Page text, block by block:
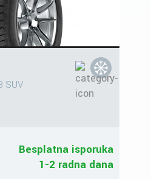
SUV
Besplatna isporuka
1-2 radna dana